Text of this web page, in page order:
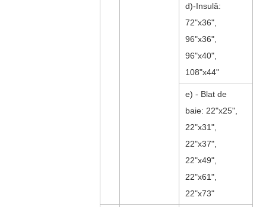
d)-Insulă:
72"x36",
96"x36",
96"x40",
108"x44"
e) - Blat de
baie: 22"x25",
22"x31",
22"x37",
22"x49",
22"x61",
22"x73"